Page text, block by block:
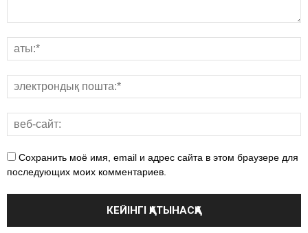
Сохранить моё имя, email и адрес сайта в этом браузере для
последующих моих комментариев.